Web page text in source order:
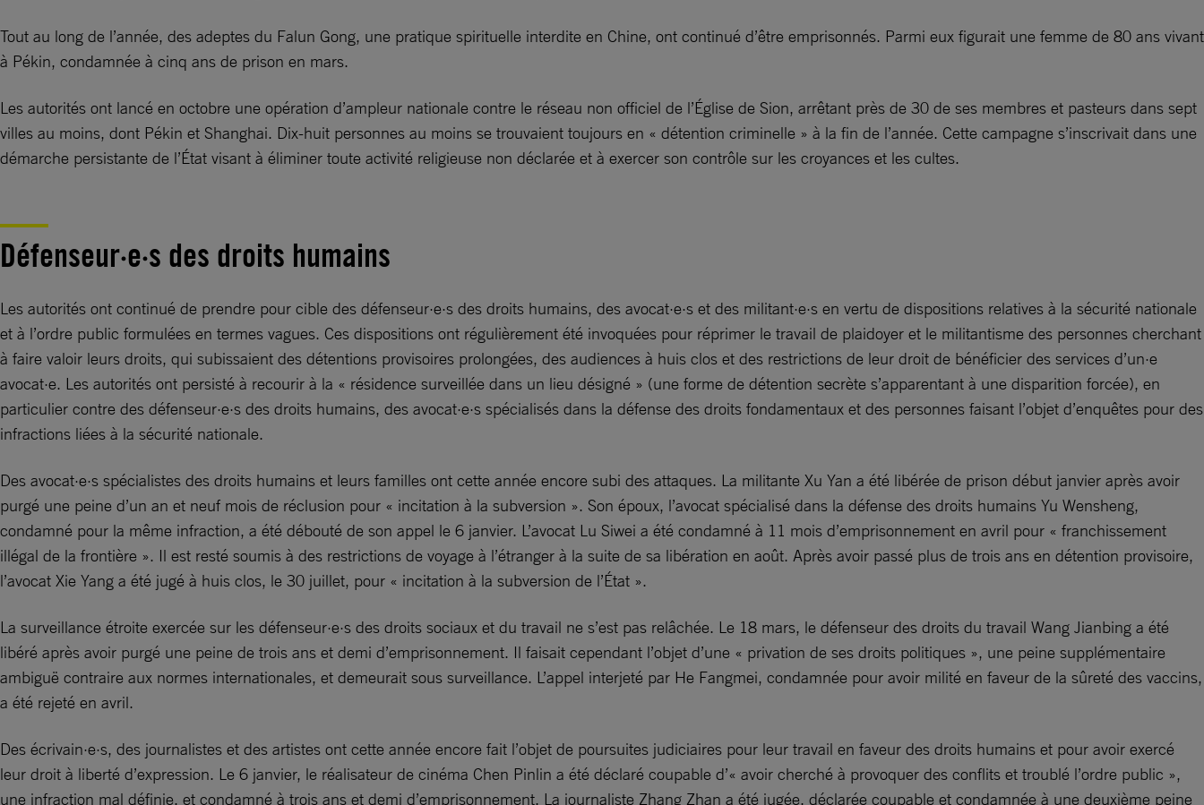
Tout au long de l’année, des adeptes du Falun Gong, une pratique spirituelle interdite en Chine, ont continué d’être emprisonnés. Parmi eux figurait une femme de 80 ans vivant
à Pékin, condamnée à cinq ans de prison en mars.
Les autorités ont lancé en octobre une opération d’ampleur nationale contre le réseau non officiel de l’Église de Sion, arrêtant près de 30 de ses membres et pasteurs dans sept
villes au moins, dont Pékin et Shanghai. Dix-huit personnes au moins se trouvaient toujours en « détention criminelle » à la fin de l’année. Cette campagne s’inscrivait dans une
démarche persistante de l’État visant à éliminer toute activité religieuse non déclarée et à exercer son contrôle sur les croyances et les cultes.
Défenseur·e·s des droits humains
Les autorités ont continué de prendre pour cible des défenseur·e·s des droits humains, des avocat·e·s et des militant·e·s en vertu de dispositions relatives à la sécurité nationale
et à l’ordre public formulées en termes vagues. Ces dispositions ont régulièrement été invoquées pour réprimer le travail de plaidoyer et le militantisme des personnes cherchant
à faire valoir leurs droits, qui subissaient des détentions provisoires prolongées, des audiences à huis clos et des restrictions de leur droit de bénéficier des services d’un·e
avocat·e. Les autorités ont persisté à recourir à la « résidence surveillée dans un lieu désigné » (une forme de détention secrète s’apparentant à une disparition forcée), en
particulier contre des défenseur·e·s des droits humains, des avocat·e·s spécialisés dans la défense des droits fondamentaux et des personnes faisant l’objet d’enquêtes pour des
infractions liées à la sécurité nationale.
Des avocat·e·s spécialistes des droits humains et leurs familles ont cette année encore subi des attaques. La militante Xu Yan a été libérée de prison début janvier après avoir
purgé une peine d’un an et neuf mois de réclusion pour « incitation à la subversion ». Son époux, l’avocat spécialisé dans la défense des droits humains Yu Wensheng,
condamné pour la même infraction, a été débouté de son appel le 6 janvier. L’avocat Lu Siwei a été condamné à 11 mois d’emprisonnement en avril pour « franchissement
illégal de la frontière ». Il est resté soumis à des restrictions de voyage à l’étranger à la suite de sa libération en août. Après avoir passé plus de trois ans en détention provisoire,
l’avocat Xie Yang a été jugé à huis clos, le 30 juillet, pour « incitation à la subversion de l’État ».
La surveillance étroite exercée sur les défenseur·e·s des droits sociaux et du travail ne s’est pas relâchée. Le 18 mars, le défenseur des droits du travail Wang Jianbing a été
libéré après avoir purgé une peine de trois ans et demi d’emprisonnement. Il faisait cependant l’objet d’une « privation de ses droits politiques », une peine supplémentaire
ambiguë contraire aux normes internationales, et demeurait sous surveillance. L’appel interjeté par He Fangmei, condamnée pour avoir milité en faveur de la sûreté des vaccins,
a été rejeté en avril.
Des écrivain·e·s, des journalistes et des artistes ont cette année encore fait l’objet de poursuites judiciaires pour leur travail en faveur des droits humains et pour avoir exercé
leur droit à liberté d’expression. Le 6 janvier, le réalisateur de cinéma Chen Pinlin a été déclaré coupable d’« avoir cherché à provoquer des conflits et troublé l’ordre public »,
une infraction mal définie, et condamné à trois ans et demi d’emprisonnement. La journaliste Zhang Zhan a été jugée, déclarée coupable et condamnée à une deuxième peine